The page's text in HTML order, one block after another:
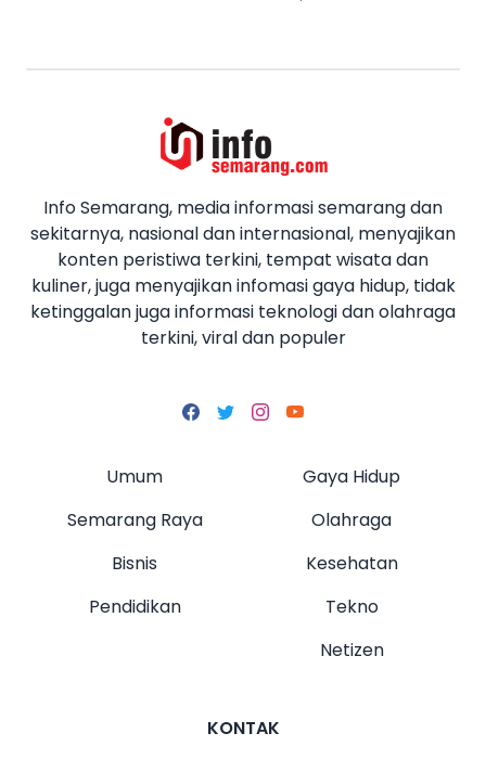
Info Semarang, media informasi semarang dan
sekitarnya, nasional dan internasional, menyajikan
konten peristiwa terkini, tempat wisata dan
kuliner, juga menyajikan infomasi gaya hidup, tidak
ketinggalan juga informasi teknologi dan olahraga
terkini, viral dan populer
Umum
Semarang Raya
Bisnis
Pendidikan
Gaya Hidup
Olahraga
Kesehatan
Tekno
Netizen
KONTAK